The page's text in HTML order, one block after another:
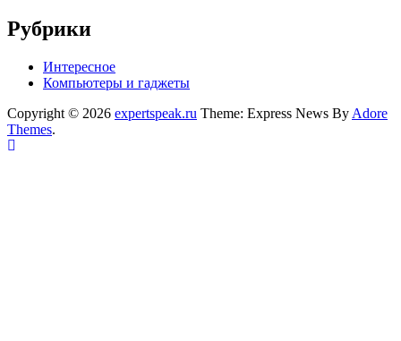
Рубрики
Интересное
Компьютеры и гаджеты
Copyright © 2026 expertspeak.ru Theme: Express News By Adore
Themes.